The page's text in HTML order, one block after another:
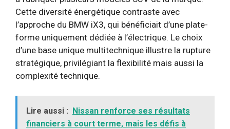
Cette diversité énergétique contraste avec
l’approche du BMW iX3, qui bénéficiait d’une plate-
forme uniquement dédiée à l’électrique. Le choix
d’une base unique multitechnique illustre la rupture
stratégique, privilégiant la flexibilité mais aussi la
complexité technique.
Lire aussi : Nissan renforce ses résultats
financiers à court terme, mais les défis à